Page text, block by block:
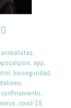
animalistas,
, app,
, bioseguridad,
,
confinamiento,
, covid-19,